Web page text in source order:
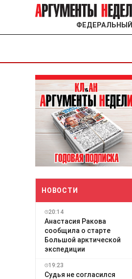
ФЕДЕРАЛЬНЫЙ
НОВОСТИ
20:14
Анастасия Ракова
сообщила о старте
Большой арктической
экспедиции
19:23
Судья не согласился